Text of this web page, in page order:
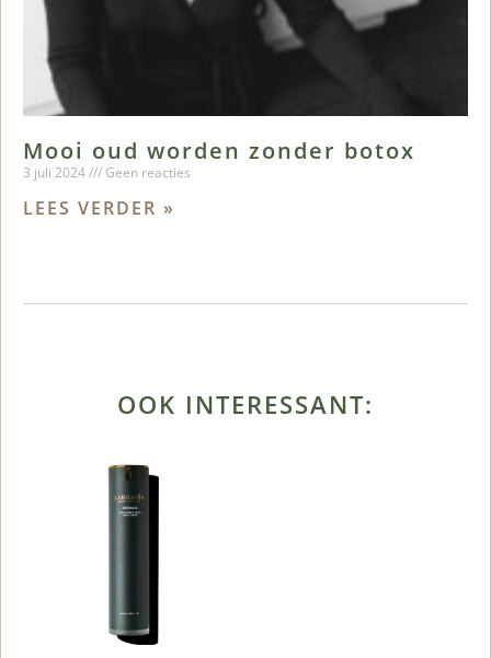
Mooi oud worden zonder botox
3 juli 2024 Geen reacties
LEES VERDER »
OOK INTERESSANT: